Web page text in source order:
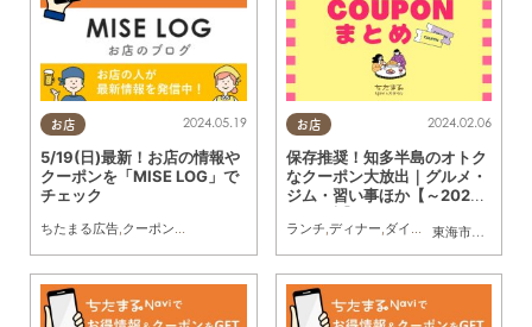
お店 2024.05.19
5/19(日)最新！お店の情報や
クーポンを「MISE LOG」で
チェック
ちたまる広告,クーポン,トレンド
お店
東海市大府市
2024.02.06
保存推奨！知多半島のオトク
なクーポン大放出｜グルメ・
ジム・習い事ほか【～2024
ランチ,ディナー,ダイエット ,住まい